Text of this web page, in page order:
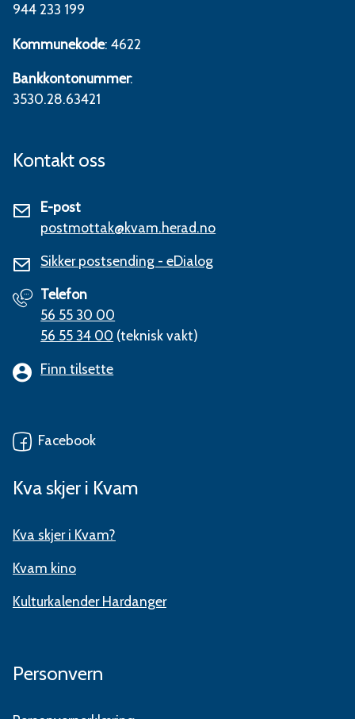
944 233 199
Kommunekode: 4622
Bankkontonummer:
3530.28.63421
Kontakt oss
E-post
postmottak@kvam.herad.no
Sikker postsending - eDialog
Telefon
56 55 30 00
56 55 34 00 (teknisk vakt)
Finn tilsette
Facebook
Kva skjer i Kvam
Kva skjer i Kvam?
Kvam kino
Kulturkalender Hardanger
Personvern